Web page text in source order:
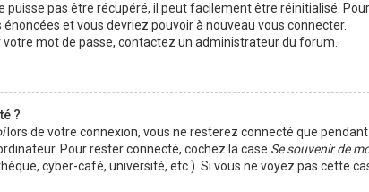
puisse pas être récupéré, il peut facilement être réinitialisé.
et vous devriez pouvoir à nouveau vous connecter.
mot de passe, contactez un administrateur du forum.
?
lors de votre connexion, vous ne resterez connecté que
Pour rester connecté, cochez la case Se souvenir de
cyber-café, université, etc.). Si vous ne voyez pas cette